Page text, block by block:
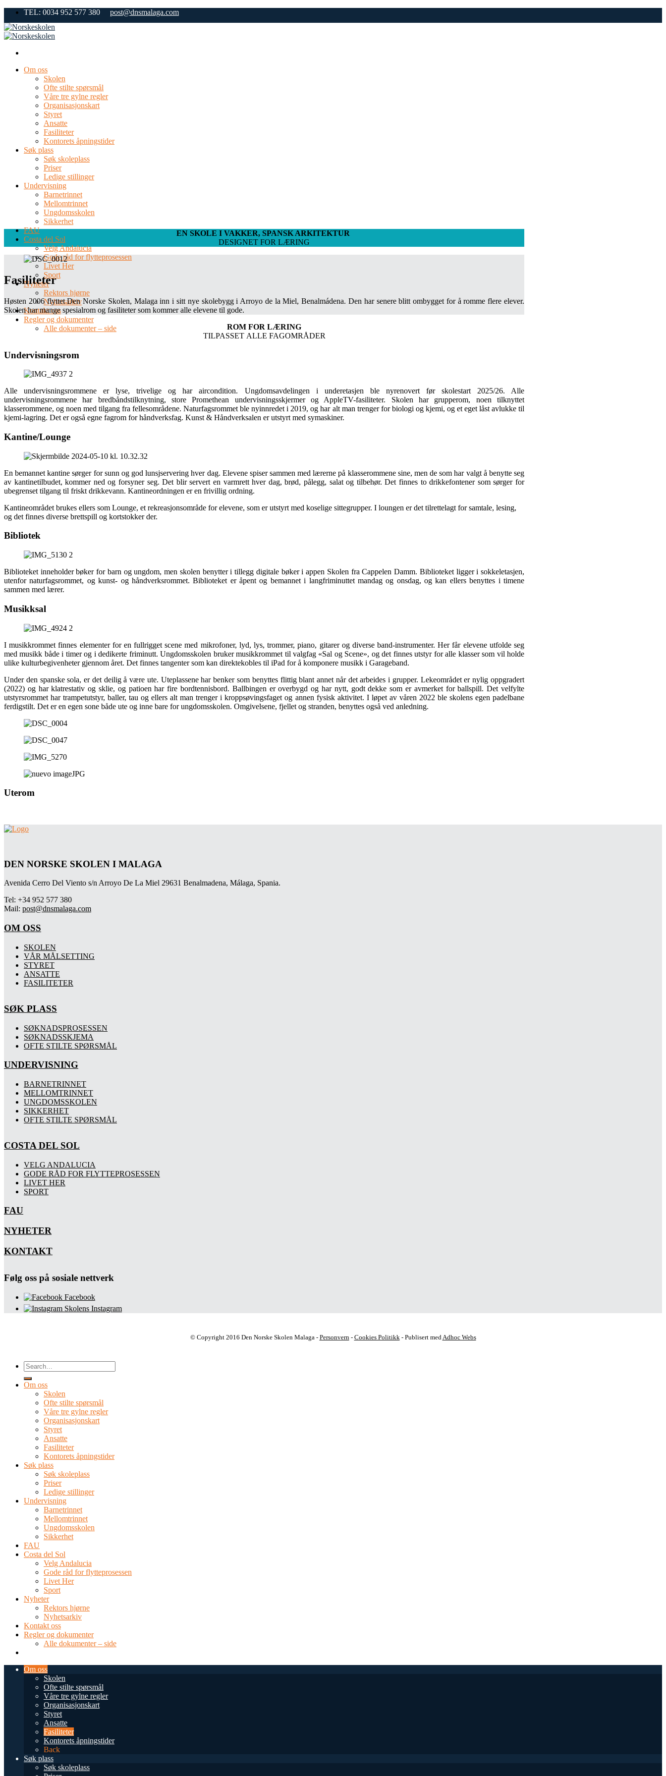
Skip
content
TEL: 0034 952 577 380 post@dnsmalaga.com
Om oss
Skolen
Ofte stilte spørsmål
Våre tre gylne regler
Organisasjonskart
Styret
Ansatte
Fasiliteter
Kontorets åpningstider
Søk plass
Søk skoleplass
Priser
Ledige stillinger
Undervisning
Barnetrinnet
Mellomtrinnet
Ungdomsskolen
Sikkerhet
FAU
Costa del Sol
Velg Andalucia
Gode råd for flytteprosessen
Livet Her
Sport
Nyheter
Rektors hjørne
Nyhetsarkiv
Kontakt oss
Regler og dokumenter
Alle dokumenter – side
EN SKOLE I VAKKER, SPANSK ARKITEKTUR
DESIGNET FOR LÆRING
Fasiliteter
Høsten 2006 flyttet Den Norske Skolen, Malaga inn i sitt nye skolebygg i Arroyo de la Miel, Benalmádena. Den har senere blitt ombygget for å romme flere elever.
Skolen har mange spesialrom og fasiliteter som kommer alle elevene til gode.
ROM FOR LÆRING
TILPASSET ALLE FAGOMRÅDER
Undervisningsrom
Alle undervisningsrommene er lyse, trivelige og har aircondition. Ungdomsavdelingen i underetasjen ble nyrenovert før skolestart 2025/26. Alle
undervisningsrommene har bredbåndstilknytning, store Promethean undervisningsskjermer og AppleTV-fasiliteter. Skolen har grupperom, noen tilknyttet
klasserommene, og noen med tilgang fra fellesområdene. Naturfagsrommet ble nyinnredet i 2019, og har alt man trenger for biologi og kjemi, og et eget låst avlukke til
kjemi-lagring. Det er også egne fagrom for håndverksfag. Kunst & Håndverksalen er utstyrt med symaskiner.
Kantine/Lounge
En bemannet kantine sørger for sunn og god lunsjservering hver dag. Elevene spiser sammen med lærerne på klasserommene sine, men de som har valgt å benytte seg
av kantinetilbudet, kommer ned og forsyner seg. Det blir servert en varmrett hver dag, brød, pålegg, salat og tilbehør. Det finnes to drikkefontener som sørger for
ubegrenset tilgang til friskt drikkevann. Kantineordningen er en frivillig ordning.
Kantineområdet brukes ellers som Lounge, et rekreasjonsområde for elevene, som er utstyrt med koselige sittegrupper. I loungen er det tilrettelagt for samtale, lesing,
og det finnes diverse brettspill og kortstokker der.
Bibliotek
Biblioteket inneholder bøker for barn og ungdom, men skolen benytter i tillegg digitale bøker i appen Skolen fra Cappelen Damm. Biblioteket ligger i sokkeletasjen,
utenfor naturfagsrommet, og kunst- og håndverksrommet. Biblioteket er åpent og bemannet i langfriminuttet mandag og onsdag, og kan ellers benyttes i timene
sammen med lærer.
Musikksal
I musikkrommet finnes elementer for en fullrigget scene med mikrofoner, lyd, lys, trommer, piano, gitarer og diverse band-instrumenter. Her får elevene utfolde seg
med musikk både i timer og i dedikerte friminutt. Ungdomsskolen bruker musikkrommet til valgfag «Sal og Scene», og det finnes utstyr for alle klasser som vil holde
ulike kulturbegivenheter gjennom året. Det finnes tangenter som kan direktekobles til iPad for å komponere musikk i Garageband.
Under den spanske sola, er det deilig å være ute. Uteplassene har benker som benyttes flittig blant annet når det arbeides i grupper. Lekeområdet er nylig oppgradert
(2022) og har klatrestativ og sklie, og patioen har fire bordtennisbord. Ballbingen er overbygd og har nytt, godt dekke som er avmerket for ballspill. Det velfylte
utstyrsrommet har trampetutstyr, baller, tau og ellers alt man trenger i kroppsøvingsfaget og annen fysisk aktivitet. I løpet av våren 2022 ble skolens egen padelbane
ferdigstilt. Det er en egen sone både ute og inne bare for ungdomsskolen. Omgivelsene, fjellet og stranden, benyttes også ved anledning.
Uterom
DEN NORSKE SKOLEN I MALAGA
Avenida Cerro Del Viento s/n Arroyo De La Miel 29631 Benalmadena, Málaga, Spania.
Tel: +34 952 577 380
Mail: post@dnsmalaga.com
OM OSS
SKOLEN
VÅR MÅLSETTING
STYRET
ANSATTE
FASILITETER
SØK PLASS
SØKNADSPROSESSEN
SØKNADSSKJEMA
OFTE STILTE SPØRSMÅL
UNDERVISNING
BARNETRINNET
MELLOMTRINNET
UNGDOMSSKOLEN
SIKKERHET
OFTE STILTE SPØRSMÅL
COSTA DEL SOL
VELG ANDALUCIA
GODE RÅD FOR FLYTTEPROSESSEN
LIVET HER
SPORT
FAU
NYHETER
KONTAKT
Følg oss på sosiale nettverk
Facebook
Skolens Instagram
© Copyright 2016 Den Norske Skolen Malaga - Personvern - Cookies Politikk - Publisert med Adhoc Webs
Om oss
Skolen
Ofte stilte spørsmål
Våre tre gylne regler
Organisasjonskart
Styret
Ansatte
Fasiliteter
Kontorets åpningstider
Søk plass
Søk skoleplass
Priser
Ledige stillinger
Undervisning
Barnetrinnet
Mellomtrinnet
Ungdomsskolen
Sikkerhet
FAU
Costa del Sol
Velg Andalucia
Gode råd for flytteprosessen
Livet Her
Sport
Nyheter
Rektors hjørne
Nyhetsarkiv
Kontakt oss
Regler og dokumenter
Alle dokumenter – side
Om oss
Skolen
Ofte stilte spørsmål
Våre tre gylne regler
Organisasjonskart
Styret
Ansatte
Fasiliteter
Kontorets åpningstider
Back
Søk plass
Søk skoleplass